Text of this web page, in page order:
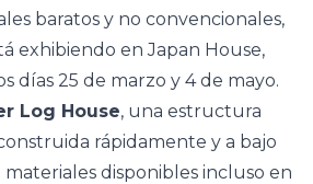
baratos y no convencionales,
exhibiendo enJapan House,
días 25 de marzo y 4 de mayo.
Log House, una estructura
rápidamente y a bajo
disponibles incluso en